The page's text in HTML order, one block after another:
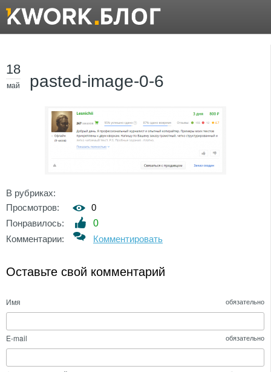
18
май pasted-image-0-6
В рубриках:
Просмотров:
0
Понравилось:
0
Комментарии:
Комментировать
Оставьте свой комментарий
Имя обязательно
E-mail обязательно